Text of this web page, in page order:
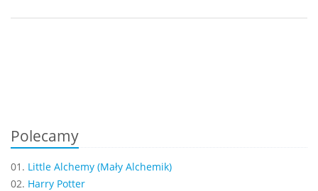
Polecamy
01. Little Alchemy (Mały Alchemik)
02. Harry Potter